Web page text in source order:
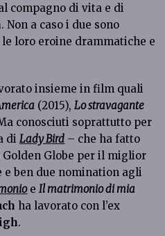
compagno di vita e di
. Non a caso i due sono
loro eroine drammatiche e
insieme in film quali
(2015),Lo stravagante
conosciuti soprattutto per
diLady Bird – che ha fatto
Golden Globe per il miglior
ben due nomination agli
eIl matrimonio di mia
ha lavorato con l’ex
.